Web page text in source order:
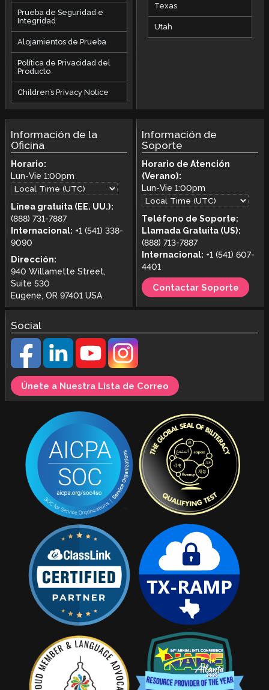
Prueba de Seguridad e
Integridad
Alojamientos de Prueba
Política de Privacidad del
Producto
Children’s Privacy Notice
Texas
Utah
Información de la
Oficina
Horario:
Lun-Vie 1:00pm
Línea gratuita (EE. UU.):
(888) 731-7887
Internacional: +1 (541) 338-
9090
Dirección:
940 Willamette Street,
Suite 530
Eugene, OR 97401 USA
Información de
Soporte
Horario de Atención
(Verano):
Lun-Vie1:00pm
Teléfono de Soporte:
Llamada Gratuita (US):
(888) 713-7887
Internacional: +1 (541) 607-
4401
Contactar Soporte
Social
Únete a Nuestra Lista de Correo